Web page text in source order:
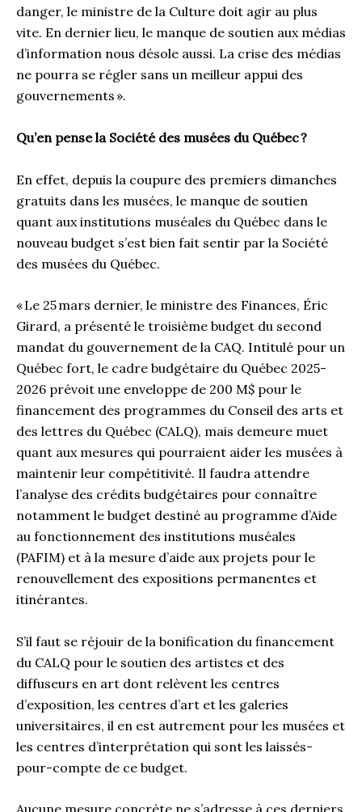
danger, le ministre de la Culture doit agir au plus
vite. En dernier lieu, le manque de soutien aux médias
d’information nous désole aussi. La crise des médias
ne pourra se régler sans un meilleur appui des
gouvernements ».
Qu’en pense la Société des musées du Québec ?
En effet, depuis la coupure des premiers dimanches
gratuits dans les musées, le manque de soutien
quant aux institutions muséales du Québec dans le
nouveau budget s’est bien fait sentir par la Société
des musées du Québec.
« Le 25 mars dernier, le ministre des Finances, Éric
Girard, a présenté le troisième budget du second
mandat du gouvernement de la CAQ. Intitulé pour un
Québec fort, le cadre budgétaire du Québec 2025-
2026 prévoit une enveloppe de 200 M$ pour le
financement des programmes du Conseil des arts et
des lettres du Québec (CALQ), mais demeure muet
quant aux mesures qui pourraient aider les musées à
maintenir leur compétitivité. Il faudra attendre
l’analyse des crédits budgétaires pour connaître
notamment le budget destiné au programme d’Aide
au fonctionnement des institutions muséales
(PAFIM) et à la mesure d’aide aux projets pour le
renouvellement des expositions permanentes et
itinérantes.
S’il faut se réjouir de la bonification du financement
du CALQ pour le soutien des artistes et des
diffuseurs en art dont relèvent les centres
d’exposition, les centres d’art et les galeries
universitaires, il en est autrement pour les musées et
les centres d’interprétation qui sont les laissés-
pour-compte de ce budget.